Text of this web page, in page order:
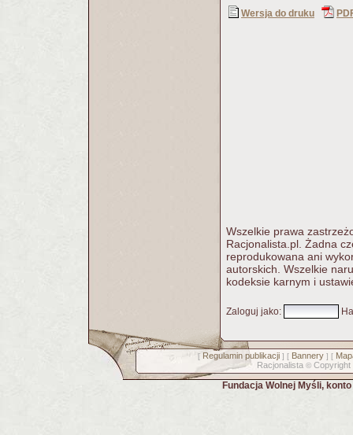
Wersja do druku
Wszelkie prawa
Racjonalista.pl. Żadna
reprodukowana ani
autorskich. Wszelkie
kodeksie karnym i
Zaloguj jako:
[ Regulamin publikacji] [ Bannery] [
Racjonalista © Copyright
Fundacja Wolnej Myśli,